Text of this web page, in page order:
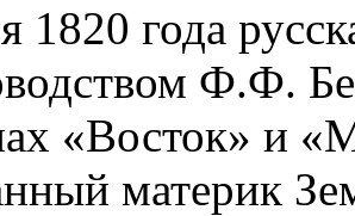
1820 года
Ф.Ф.
«Восток» и
материк